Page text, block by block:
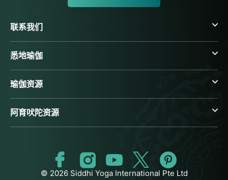
联系我们
悉地瑜伽
瑜伽资源
阿育吠陀资源
© 2026 Siddhi Yoga International Pte Ltd